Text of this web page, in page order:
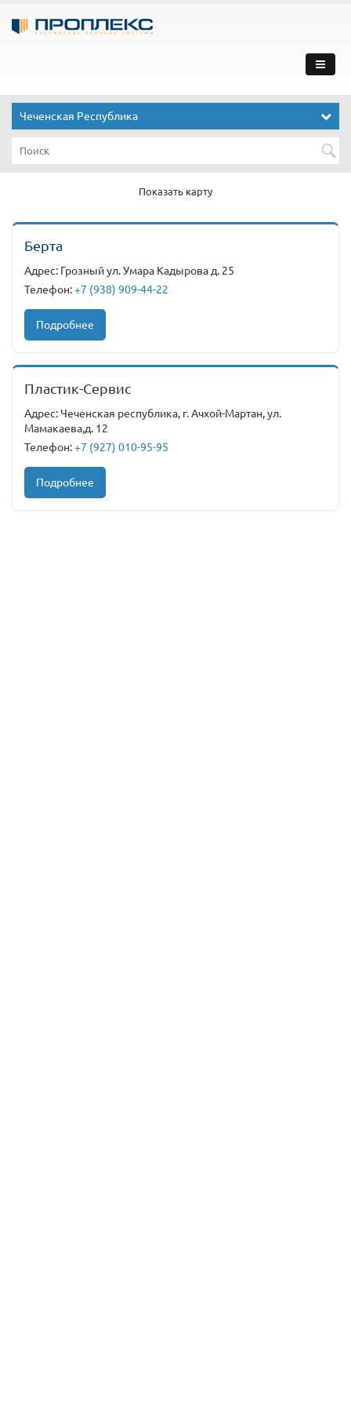
Чеченская Республика
Показать карту
Берта
Адрес: Грозный ул. Умара Кадырова д. 25
Телефон:+7 (938) 909-44-22
Подробнее
Пластик-Сервис
Адрес: Чеченская республика, г. Ачхой-Мартан, ул.
Мамакаева,д. 12
Телефон:+7 (927) 010-95-95
Подробнее